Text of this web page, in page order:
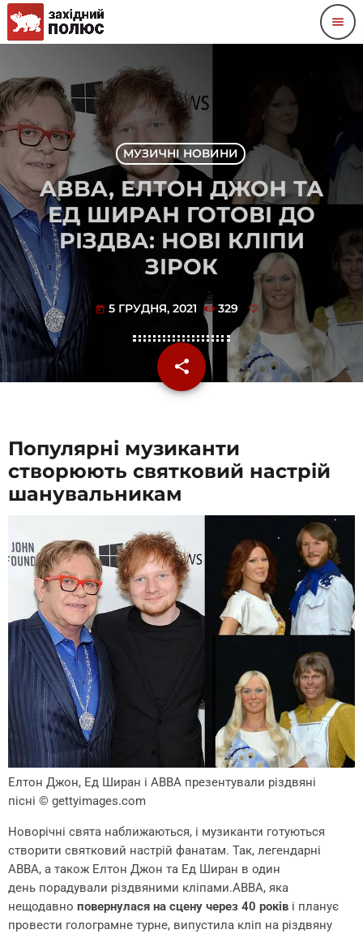
menu
МУЗИЧНІ НОВИНИ
ABBA, ЕЛТОН ДЖОН ТА
ЕД ШИРАН ГОТОВІ ДО
РІЗДВА: НОВІ КЛІПИ
ЗІРОК
today 5 ГРУДНЯ, 2021 329
share
email
Популярні музиканти
створюють святковий настрій
шанувальникам
Eлтон Джон, Ед Ширан і ABBA презентували різдвяні
пісні © gettyimages.com
Новорічні свята наближаються, і музиканти готуються
створити святковий настрій фанатам. Так, легендарні
ABBA, а також Елтон Джон та Ед Ширан в один
день порадували різдвяними кліпами.ABBA, яка
нещодавно повернулася на сцену через 40 років і планує
провести голограмне турне, випустила кліп на різдвяну